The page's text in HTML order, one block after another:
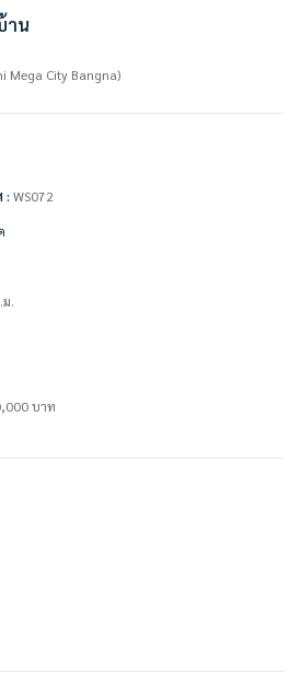
าร
24 ชม.
าได้เลยค่ะ
าน
Mega City Bangna)
: WS072
.
บาท